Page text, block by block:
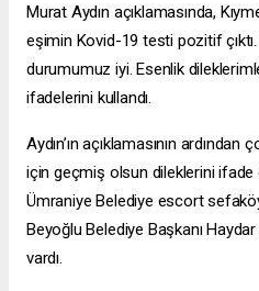
Murat Aydın açıklamasında,
eşimin Kovid-19 testi pozitif
durumumuz iyi. Esenlik
ifadelerini kullandı.
Aydın’ın açıklamasının
için geçmiş olsun dileklerini ifade
Ümraniye Belediye escort
Beyoğlu Belediye Başkanı Haydar
vardı.